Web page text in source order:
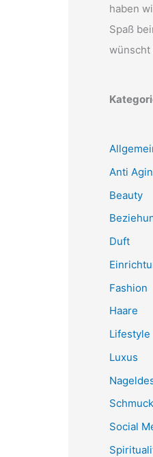
haben
Spaß
wünscht
Anti
Beauty
Duft
Fashion
Haare
Lifestyle
Luxus
Schmuck
Social